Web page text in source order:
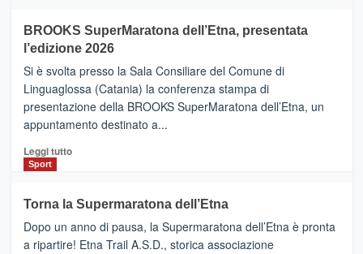
con
la
Al
via
i
collegamenti
BROOKS SuperMaratona dell’Etna, presentata
l’edizione 2026
Si è svolta presso la Sala Consiliare del Comune di
Linguaglossa (Catania) la conferenza stampa di
presentazione della BROOKS SuperMaratona dell’Etna, un
appuntamento destinato a...
Leggi tuttoLeggi
BROOKS
SuperMaratona
dell’Etna,
Sport
Torna la Supermaratona dell’Etna
Dopo un anno di pausa, la Supermaratona dell’Etna è pronta
a ripartire! Etna Trail A.S.D., storica associazione